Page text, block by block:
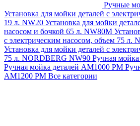
Ручные
Установка для мойки деталей с
19 л. NW20 Установка для мойки
насосом и бочкой 65 л. NW80M
с электрическим насосом, объем 75 л.
Установка для мойки деталей с
75 л. NORDBERG NW90 Ручная
Ручная мойка деталей АМ1000 РМ
АМ1200 РМ Все категории